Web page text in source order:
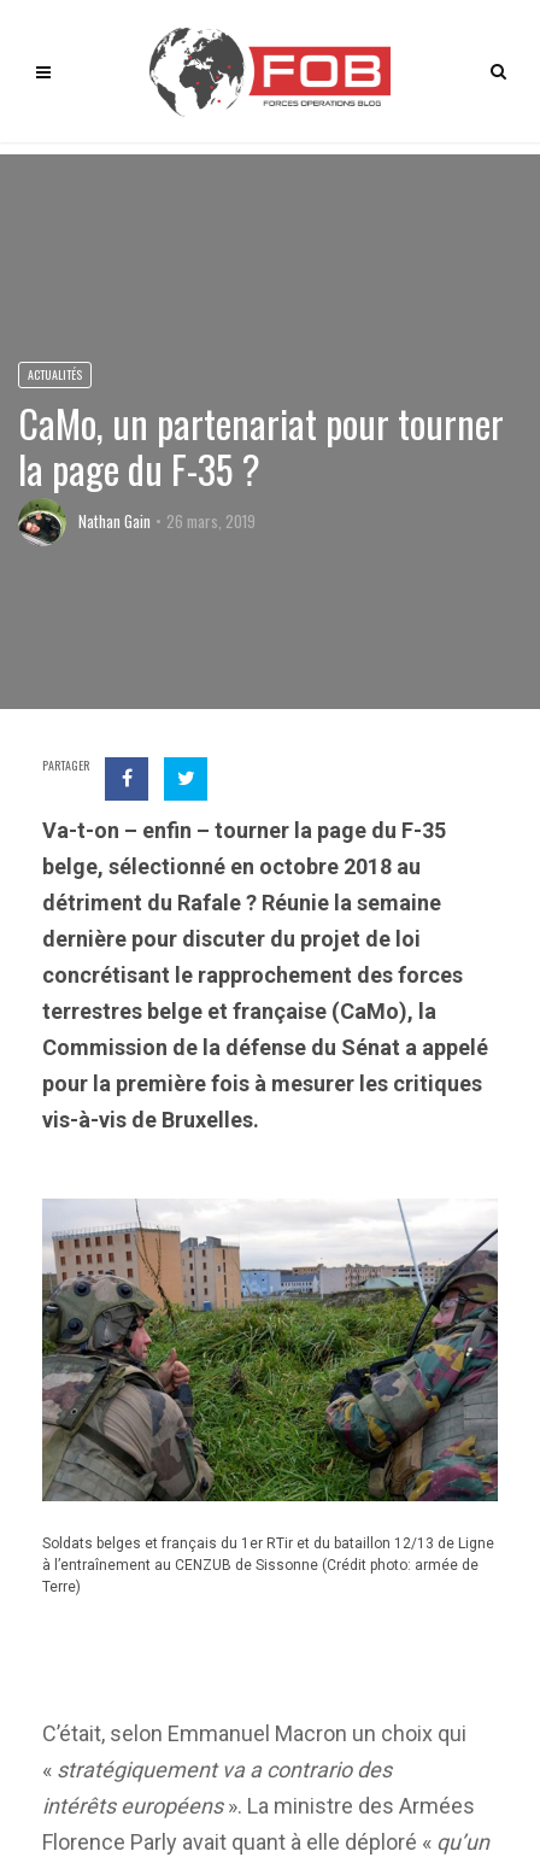
ACTUALITÉS
CaMo, un partenariat pour tourner
la page du F-35 ?
Nathan Gain 26 mars, 2019
PARTAGER
Va-t-on – enfin – tourner la page du F-35
belge, sélectionné en octobre 2018 au
détriment du Rafale ? Réunie la semaine
dernière pour discuter du projet de loi
concrétisant le rapprochement des forces
terrestres belge et française (CaMo), la
Commission de la défense du Sénat a appelé
pour la première fois à mesurer les critiques
vis-à-vis de Bruxelles.
Soldats belges et français du 1er RTir et du bataillon 12/13 de Ligne
à l’entraînement au CENZUB de Sissonne (Crédit photo: armée de
Terre)
C’était, selon Emmanuel Macron un choix qui
« stratégiquement va a contrario des
intérêts européens». La ministre des Armées
Florence Parly avait quant à elle déploré « qu’un